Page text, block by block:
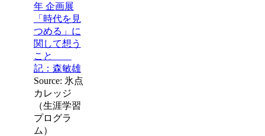
年 企画展
「時代を見
つめる」に
関して想う
こと
記：森敏雄
Source: 氷点
カレッジ
（生涯学習
プログラ
ム）